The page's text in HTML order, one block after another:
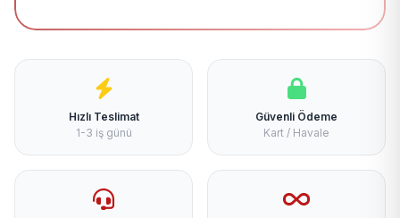
Hızlı Teslimat
1-3 iş günü
Güvenli Ödeme
Kart / Havale